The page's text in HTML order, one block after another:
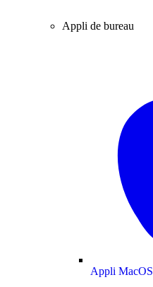
Appli de bureau
Appli MacOS